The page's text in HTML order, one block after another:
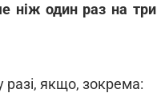
ніж один раз на три
разі, якщо, зокрема: